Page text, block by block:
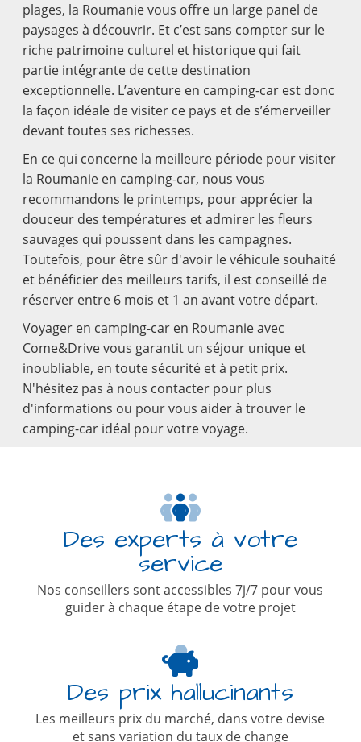
plages, la Roumanie vous offre un large panel de
paysages à découvrir. Et c’est sans compter sur le
riche patrimoine culturel et historique qui fait
partie intégrante de cette destination
exceptionnelle. L’aventure en camping-car est donc
la façon idéale de visiter ce pays et de s’émerveiller
devant toutes ses richesses.
En ce qui concerne la meilleure période pour visiter
la Roumanie en camping-car, nous vous
recommandons le printemps, pour apprécier la
douceur des températures et admirer les fleurs
sauvages qui poussent dans les campagnes.
Toutefois, pour être sûr d'avoir le véhicule souhaité
et bénéficier des meilleurs tarifs, il est conseillé de
réserver entre 6 mois et 1 an avant votre départ.
Voyager en camping-car en Roumanie avec
Come&Drive vous garantit un séjour unique et
inoubliable, en toute sécurité et à petit prix.
N'hésitez pas à nous contacter pour plus
d'informations ou pour vous aider à trouver le
camping-car idéal pour votre voyage.
Des experts à votre
service
Nos conseillers sont accessibles 7j/7 pour vous
guider à chaque étape de votre projet
Des prix hallucinants
Les meilleurs prix du marché, dans votre devise
et sans variation du taux de change